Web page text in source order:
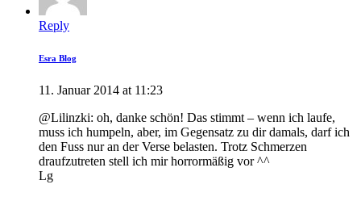
Reply
Esra Blog
11. Januar 2014 at 11:23
@Lilinzki: oh, danke schön! Das stimmt – wenn ich laufe,
muss ich humpeln, aber, im Gegensatz zu dir damals, darf ich
den Fuss nur an der Verse belasten. Trotz Schmerzen
draufzutreten stell ich mir horrormäßig vor ^^
Lg